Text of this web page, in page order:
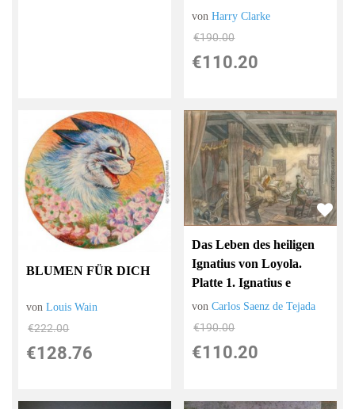
vonHarry Clarke
€190.00
€110.20
BLUMEN FÜR DICH
vonLouis Wain
€222.00
€128.76
Das Leben des heiligen
Ignatius von Loyola.
Platte 1. Ignatius e
vonCarlos Saenz de Tejada
€190.00
€110.20